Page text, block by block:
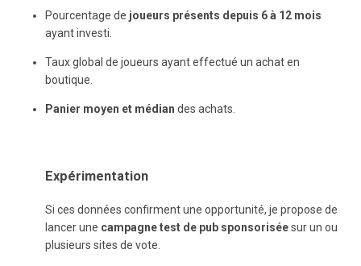
Pourcentage de joueurs présents depuis 6 à 12 mois
ayant investi.
Taux global de joueurs ayant effectué un achat en
boutique.
Panier moyen et médian des achats.
Expérimentation
Si ces données confirment une opportunité, je propose de
lancer une campagne test de pub sponsoriséesur un ou
plusieurs sites de vote.